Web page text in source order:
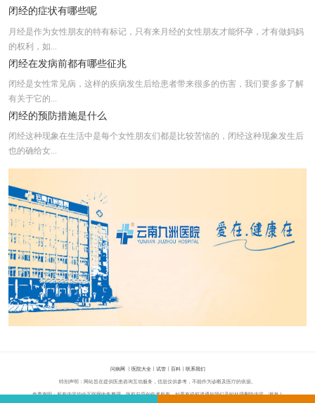
闭经的症状有哪些呢
月经是作为女性朋友的特有标记，只有来月经的女性朋友才能怀孕，才有做妈妈
的权利，如...
闭经在发病前都有哪些征兆
闭经是女性常见病，这样的疾病发生后给患者带来很多的伤害，我们要多多了解
有关于它的...
闭经的预防措施是什么
闭经这种现象在生活中是每个女性朋友们都是比较苦恼的，闭经这种现象发生后
也的确给女...
问病网 医院大全丨 试管丨 百科丨 联系我们
特别声明：网站旨在提供医患咨询互动服务，信息仅供参考，不能作为诊断及医疗的依据。
免责声明：所有内容均由互联网收集整理，版权归原创作者所有，如果有侵权请通知我们及时处理删除内容，谢谢！